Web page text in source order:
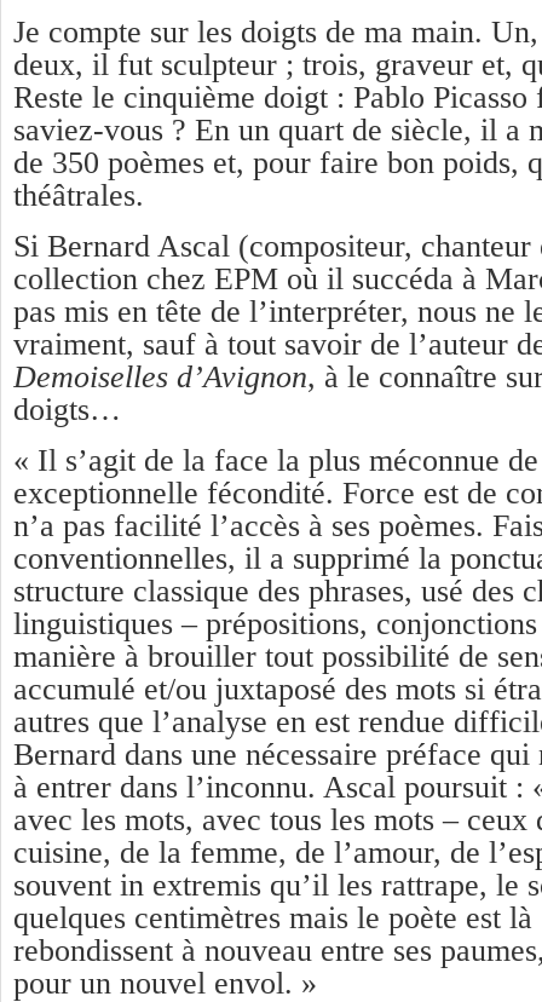
Je compte sur les doigts de ma main.
deux, il fut sculpteur ; trois, graveur et,
Reste le cinquième doigt : Pablo Picasso
saviez-vous ? En un quart de siècle, il a
de 350 poèmes et, pour faire bon poids,
théâtrales.
Si Bernard Ascal (compositeur,
collection chez EPM où il succéda à
pas mis en tête de l’interpréter, nous ne
vraiment, sauf à tout savoir de l’auteur
Demoiselles d’Avignon, à le connaître
doigts…
« Il s’agit de la face la plus méconnue
exceptionnelle fécondité. Force est de
n’a pas facilité l’accès à ses poèmes.
conventionnelles, il a supprimé la
structure classique des phrases, usé des
linguistiques – prépositions,
manière à brouiller tout possibilité de
accumulé et/ou juxtaposé des mots si
autres que l’analyse en est rendue
Bernard dans une nécessaire préface
à entrer dans l’inconnu. Ascal poursuit :
avec les mots, avec tous les mots –
cuisine, de la femme, de l’amour, de
souvent in extremis qu’il les rattrape, le
quelques centimètres mais le poète est là
rebondissent à nouveau entre ses
pour un nouvel envol. »